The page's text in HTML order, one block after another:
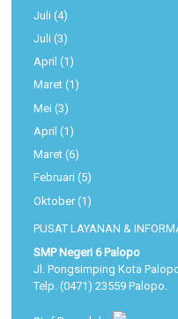
Juli (4)
Juli (3)
April (1)
Maret (1)
Mei (3)
April (1)
Maret (6)
Februari (5)
Oktober(1)
PUSAT LAYANAN &
SMP Negeri 6 Palopo
Jl. Pongsimping Kota
Telp. (0471) 23559 Palopo.